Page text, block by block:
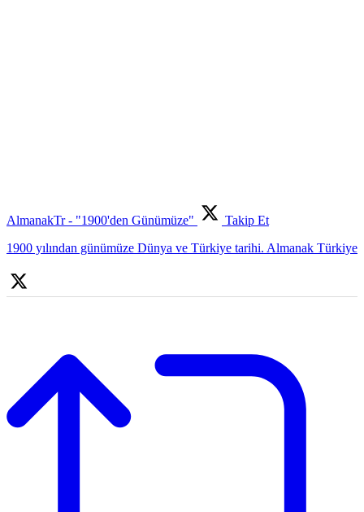
AlmanakTr - "1900'den Günümüze"
Takip Et
1900 yılından günümüze Dünya ve Türkiye tarihi. Almanak Türkiye